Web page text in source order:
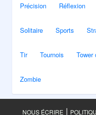
Précision Réflexion
Solitaire Sports
Tir Tournois Tower
Zombie
NOUS ÉCRIRE|